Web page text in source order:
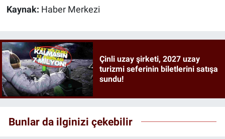
Kaynak: Haber Merkezi
Çinli uzay şirketi, 2027 uzay
turizmi seferinin biletlerini satışa
sundu!
Bunlar da ilginizi çekebilir